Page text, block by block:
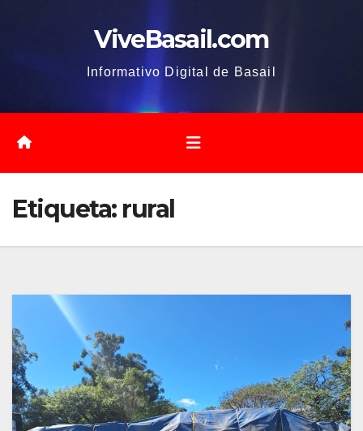
ViveBasail.com
Informativo Digital de Basail
Etiqueta: rural